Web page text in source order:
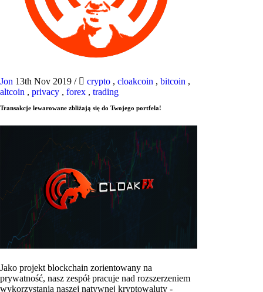
Jon 13th Nov 2019 / crypto , cloakcoin , bitcoin ,
altcoin , privacy , forex , trading
Transakcje lewarowane zbliżają się do Twojego portfela!
Jako projekt blockchain zorientowany na
prywatność, nasz zespół pracuje nad rozszerzeniem
wykorzystania naszej natywnej kryptowaluty -